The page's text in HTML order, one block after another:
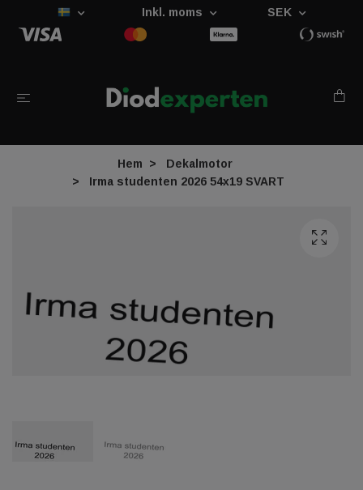
Inkl. moms SEK
Hem
Dekalmotor
Irma studenten 2026 54x19 SVART